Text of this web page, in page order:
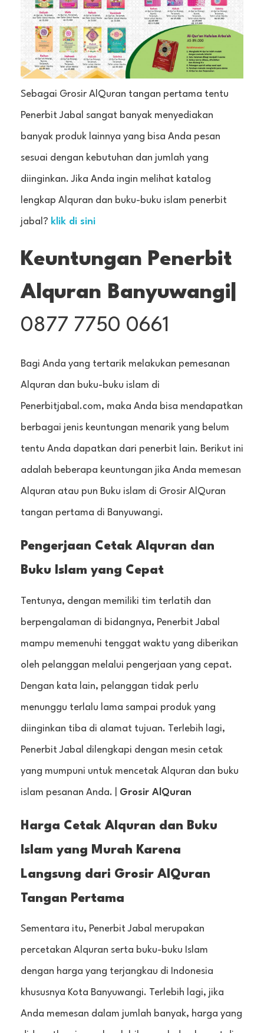
Sebagai Grosir AlQuran tangan pertama tentu
Penerbit Jabal sangat banyak menyediakan
banyak produk lainnya yang bisa Anda pesan
sesuai dengan kebutuhan dan jumlah yang
diinginkan. Jika Anda ingin melihat katalog
lengkap Alquran dan buku-buku islam penerbit
jabal? klik di sini
Keuntungan Penerbit
Alquran Banyuwangi|
0877 7750 0661
Bagi Anda yang tertarik melakukan pemesanan
Alquran dan buku-buku islam di
Penerbitjabal.com, maka Anda bisa mendapatkan
berbagai jenis keuntungan menarik yang belum
tentu Anda dapatkan dari penerbit lain. Berikut ini
adalah beberapa keuntungan jika Anda memesan
Alquran atau pun Buku islam di Grosir AlQuran
tangan pertama di Banyuwangi.
Pengerjaan Cetak Alquran dan
Buku Islam yang Cepat
Tentunya, dengan memiliki tim terlatih dan
berpengalaman di bidangnya, Penerbit Jabal
mampu memenuhi tenggat waktu yang diberikan
oleh pelanggan melalui pengerjaan yang cepat.
Dengan kata lain, pelanggan tidak perlu
menunggu terlalu lama sampai produk yang
diinginkan tiba di alamat tujuan. Terlebih lagi,
Penerbit Jabal dilengkapi dengan mesin cetak
yang mumpuni untuk mencetak Alquran dan buku
islam pesanan Anda. | Grosir AlQuran
Harga Cetak Alquran dan Buku
Islam yang Murah Karena
Langsung dari Grosir AlQuran
Tangan Pertama
Sementara itu, Penerbit Jabal merupakan
percetakan Alquran serta buku-buku Islam
dengan harga yang terjangkau di Indonesia
khususnya Kota Banyuwangi. Terlebih lagi, jika
Anda memesan dalam jumlah banyak, harga yang